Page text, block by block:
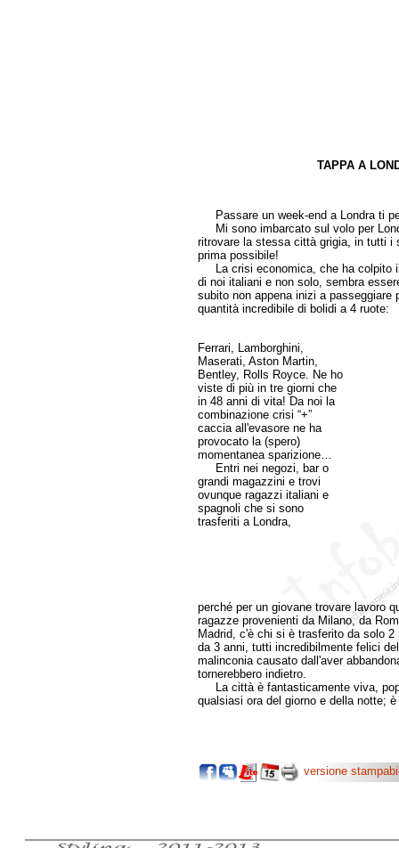
TAPPA A
Passare un week-end a Londra ti
Mi sono imbarcato sul volo per
ritrovare la stessa città grigia, in tutti
prima possibile!
La crisi economica, che ha colpito il
di noi italiani e non solo, sembra
subito non appena inizi a
quantità incredibile di bolidi a 4 ruote:
Ferrari, Lamborghini,
Maserati, Aston Martin,
Bentley, Rolls Royce. Ne ho
viste di più in tre giorni che
in 48 anni di vita! Da noi la
combinazione crisi “+”
caccia all'evasore ne ha
provocato la (spero)
momentanea sparizione…
Entri nei negozi, bar o
grandi magazzini e trovi
ovunque ragazzi italiani e
spagnoli che si sono
trasferiti a Londra,
perché per un giovane trovare lavoro
ragazze provenienti da Milano, da
Madrid, c'è chi si è trasferito da solo
da 3 anni, tutti incredibilmente felici
malinconia causato dall'aver
tornerebbero indietro.
La città è fantasticamente viva,
qualsiasi ora del giorno e della notte;
versione